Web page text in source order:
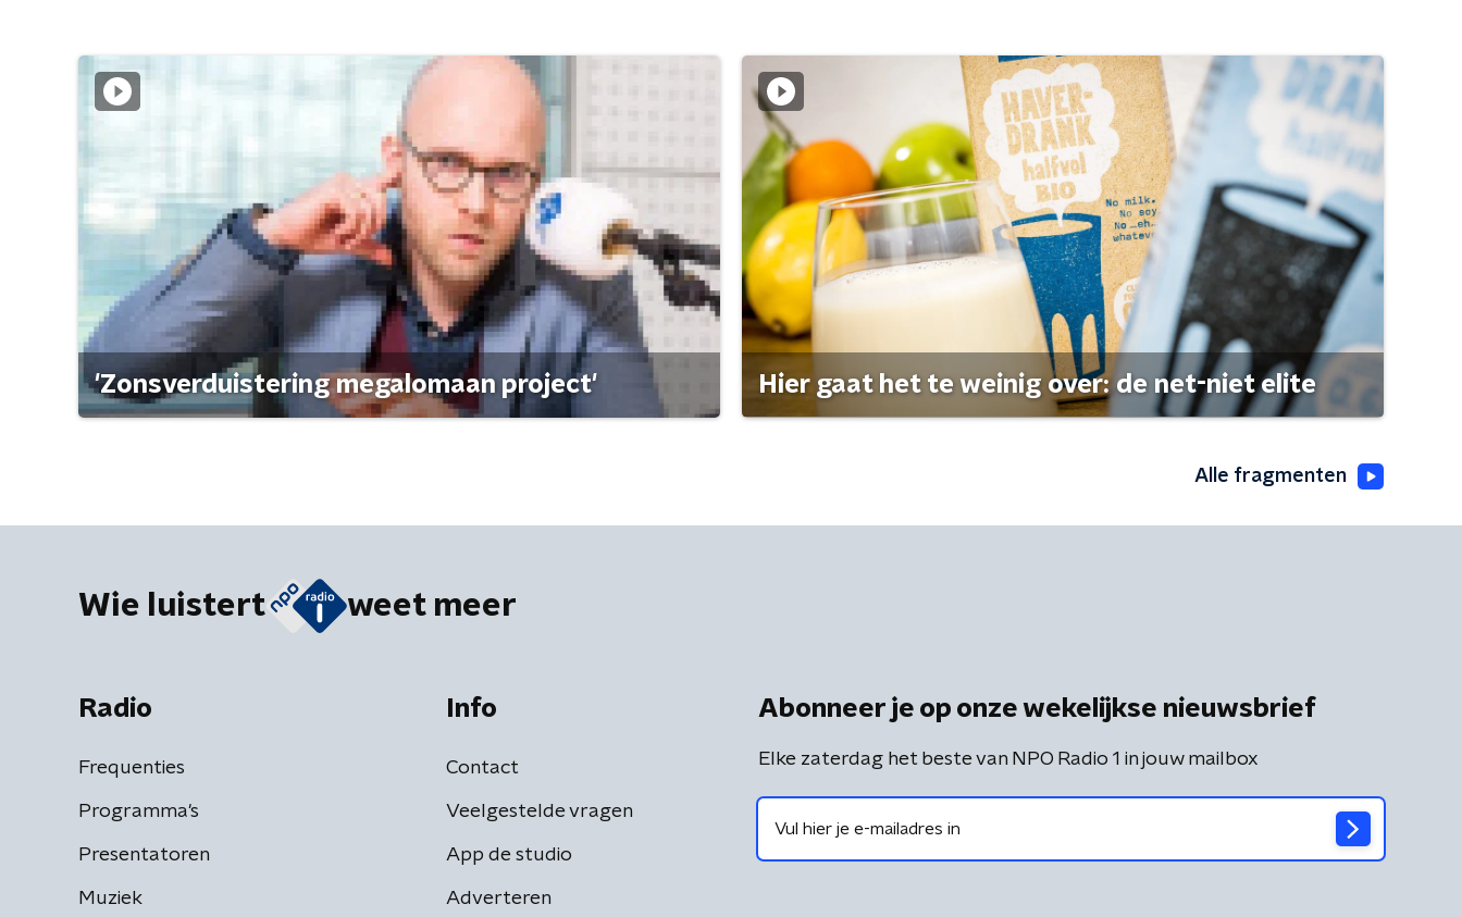
'Zonsverduistering megalomaan project' Hier gaat het te weinig over: de net-niet elite
Alle fragmenten
Wie luistert weet meer
Radio
Frequenties
Programma's
Presentatoren
Muziek
Info
Contact
Veelgestelde vragen
App de studio
Adverteren
Abonneer je op onze wekelijkse nieuwsbrief
Elke zaterdag het beste van NPO Radio 1 in jouw mailbox